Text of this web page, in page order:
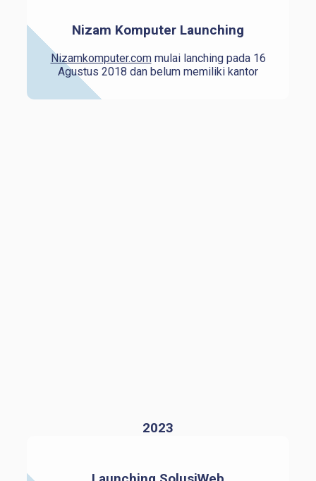
Nizam Komputer Launching
Nizamkomputer.commulai lanching pada 16
Agustus 2018 dan belum memiliki kantor
2023